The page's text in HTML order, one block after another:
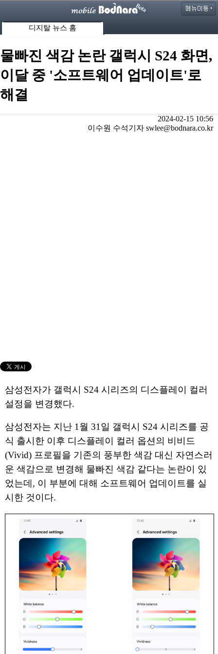
디지탈 뉴스 홈
물빠진 색감 논란 갤럭시 S24 화면,
이달 중 '소프트웨어 업데이트'로
해결
2024-02-15 10:56
이수원 수석기자 swlee@bodnara.co.kr
삼성전자가 갤럭시 S24 시리즈의 디스플레이 컬러
설정을 변경했다.
삼성전자는 지난 1월 31일 갤럭시 S24 시리즈를 공
식 출시한 이후 디스플레이 컬러 옵션의 비비드
(Vivid) 프로필을 기존의 풍부한 색감 대신 자연스러
운 색감으로 변경해 물빠진 색감 같다는 논란이 있
었는데, 이 부분에 대해 소프트웨어 업데이트를 실
시한 것이다.